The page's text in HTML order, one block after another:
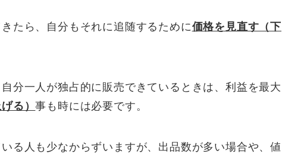
たら、自分もそれに追随するために価格を見直す（下
分一人が独占的に販売できているときは、利益を最大
る）事も時には必要です。
る人も少なからずいますが、出品数が多い場合や、値